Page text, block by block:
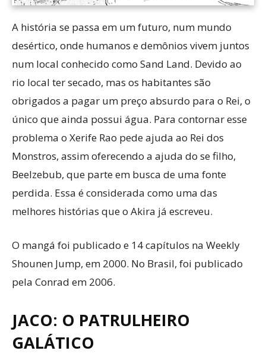
A história se passa em um futuro, num mundo
desértico, onde humanos e demônios vivem juntos
num local conhecido como Sand Land. Devido ao
rio local ter secado, mas os habitantes são
obrigados a pagar um preço absurdo para o Rei, o
único que ainda possui água. Para contornar esse
problema o Xerife Rao pede ajuda ao Rei dos
Monstros, assim oferecendo a ajuda do se filho,
Beelzebub, que parte em busca de uma fonte
perdida. Essa é considerada como uma das
melhores histórias que o Akira já escreveu.
O mangá foi publicado e 14 capítulos na Weekly
Shounen Jump, em 2000. No Brasil, foi publicado
pela Conrad em 2006.
JACO: O PATRULHEIRO
GALÁTICO